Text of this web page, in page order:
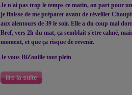
Je n'ai pas trop le temps ce matin, on part pour
je finisse de me préparer avant de réveiller
aux alentours de 39 le soir. Elle a du coup mal
Bref, vers 2h du mat, ça semblait s'etre calmé,
moment, et que ça risque de revenir.
Je vous BiZouille tout plein
lire la suite